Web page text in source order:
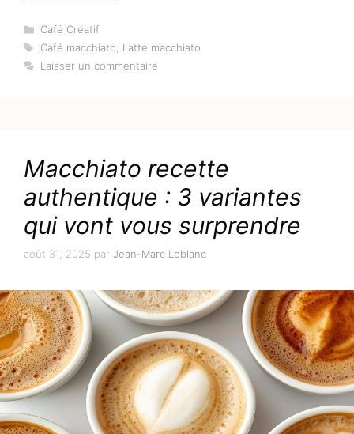
Catégories
Café Créatif
Étiquettes
Café macchiato, Latte macchiato
Laisser un commentaire
Macchiato recette
authentique : 3 variantes
qui vont vous surprendre
août 31, 2025 par Jean-Marc Leblanc